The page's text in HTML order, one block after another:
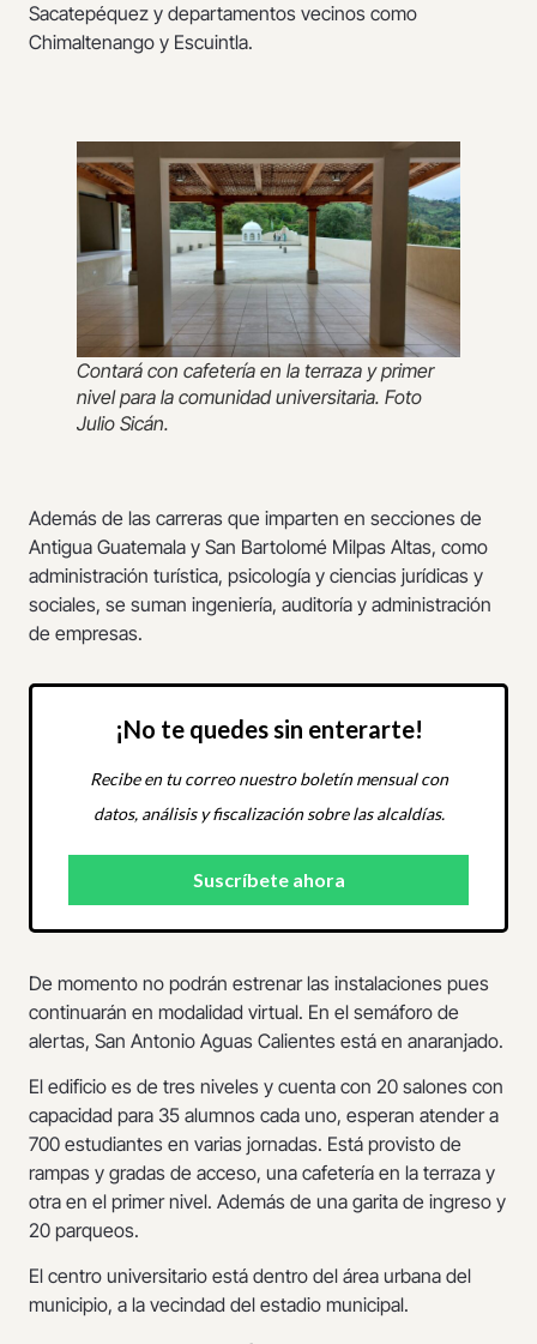
Sacatepéquez y departamentos vecinos como
Chimaltenango y Escuintla.
Contará con cafetería en la terraza y primer
nivel para la comunidad universitaria. Foto
Julio Sicán.
Además de las carreras que imparten en secciones de
Antigua Guatemala y San Bartolomé Milpas Altas, como
administración turística, psicología y ciencias jurídicas y
sociales, se suman ingeniería, auditoría y administración
de empresas.
¡No te quedes sin enterarte!
Recibe en tu correo nuestro boletín mensual con
datos, análisis y fiscalización sobre las alcaldías.
De momento no podrán estrenar las instalaciones pues
continuarán en modalidad virtual. En el semáforo de
alertas, San Antonio Aguas Calientes está en anaranjado.
El edificio es de tres niveles y cuenta con 20 salones con
capacidad para 35 alumnos cada uno, esperan atender a
700 estudiantes en varias jornadas. Está provisto de
rampas y gradas de acceso, una cafetería en la terraza y
otra en el primer nivel. Además de una garita de ingreso y
20 parqueos.
El centro universitario está dentro del área urbana del
municipio, a la vecindad del estadio municipal.